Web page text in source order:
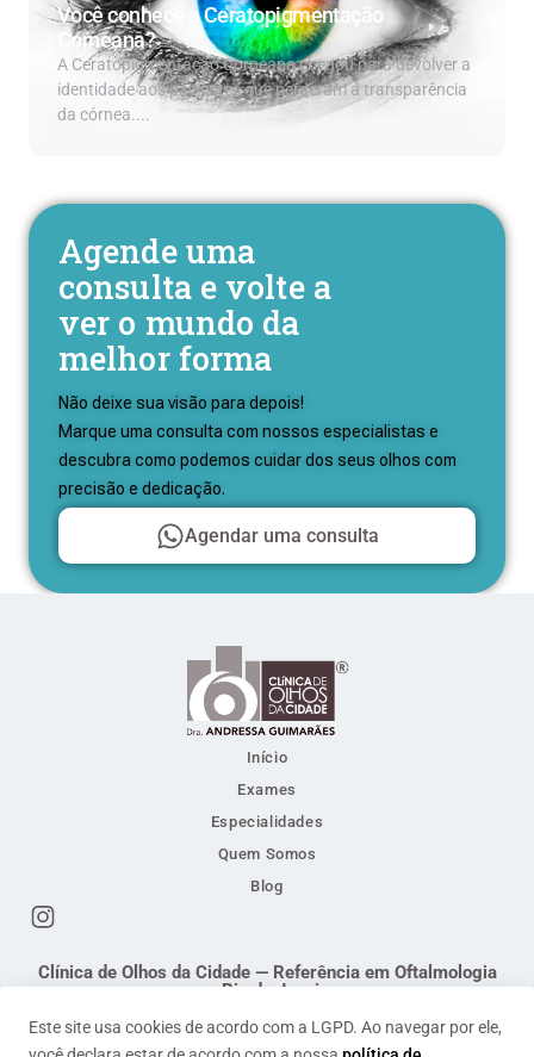
Você conhece a Ceratopigmentação
Corneana?
A Ceratopigmentação Corneana chegou para devolver a
identidade aos pacientes que perderam a transparência
da córnea....
Agende uma
consulta e volte a
ver o mundo da
melhor forma
Não deixe sua visão para depois!
Marque uma consulta com nossos especialistas e
descubra como podemos cuidar dos seus olhos com
precisão e dedicação.
Agendar uma consulta
Início
Exames
Especialidades
Quem Somos
Blog
Clínica de Olhos da Cidade — Referência em Oftalmologia
no Rio de Janeiro
Responsável Técnica: Dra. Andressa Guimarães . Médica
Oftalmologista . CRM/RJ 52.68094-0 | RQE 17344
Este site usa cookies de acordo com a LGPD. Ao navegar por ele,